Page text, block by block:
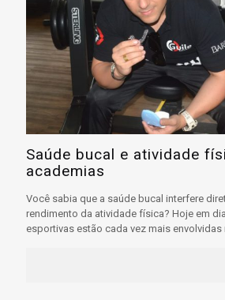
Saúde bucal e atividade
academias
Você sabia que a saúde bucal interfere
rendimento da atividade física? Hoje em
esportivas estão cada vez mais